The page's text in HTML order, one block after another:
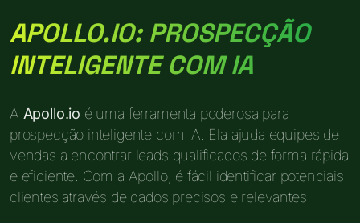
APOLLO.IO: PROSPECÇÃO
INTELIGENTE COM IA
A Apollo.io é uma ferramenta poderosa para
prospecção inteligente com IA. Ela ajuda equipes de
vendas a encontrar leads qualificados de forma rápida
e eficiente. Com a Apollo, é fácil identificar potenciais
clientes através de dados precisos e relevantes.